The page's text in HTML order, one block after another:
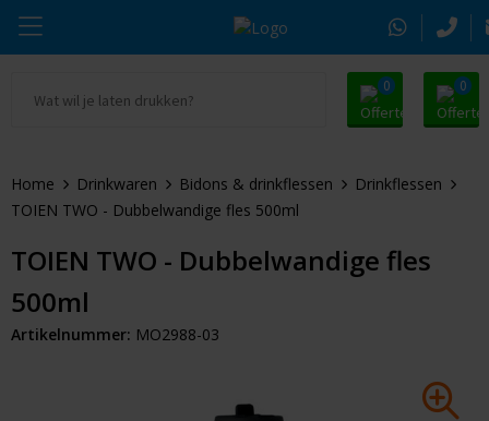
0 0
Drinkwaren
Tassen & Reizen
Alle promosnoepje
Zomer
Kerst
Thule
Alle merken
Home Drinkwaren Bidons & drinkflessen
Drinkflessen
TOIEN TWO - Dubbelwandige fles 500ml
TOIEN TWO - Dubbelwandige fles
500ml
Artikelnummer: MO2988-03